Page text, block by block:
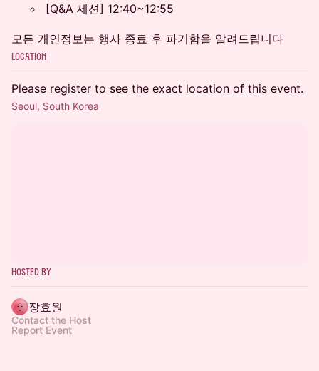
[Q&A 세션] 12:40~12:55
모든 개인정보는 행사 종료 후 파기함을 알려드립니다
Location
Please register to see the exact location of this event.
Seoul, South Korea
Hosted By
장효원
Contact the Host
Report Event